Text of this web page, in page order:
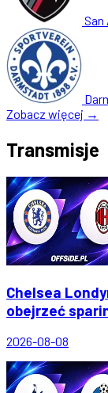
San
Zobacz więcej →
Transmisje
Chelsea
obejrzeć
2026-08-08